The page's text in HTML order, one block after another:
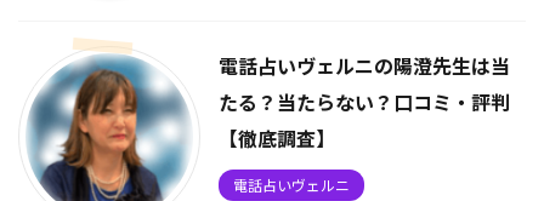
電話占いヴェルニの陽澄先生は当
たる？当たらない？口コミ・評判
【徹底調査】
電話占いヴェルニ